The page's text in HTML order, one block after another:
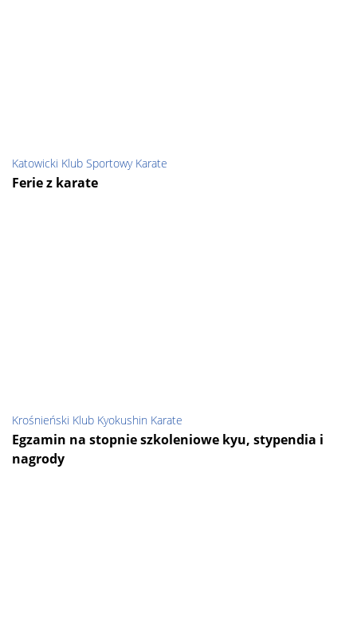
Katowicki Klub Sportowy Karate
Ferie z karate
Krośnieński Klub Kyokushin Karate
Egzamin na stopnie szkoleniowe kyu, stypendia i
nagrody